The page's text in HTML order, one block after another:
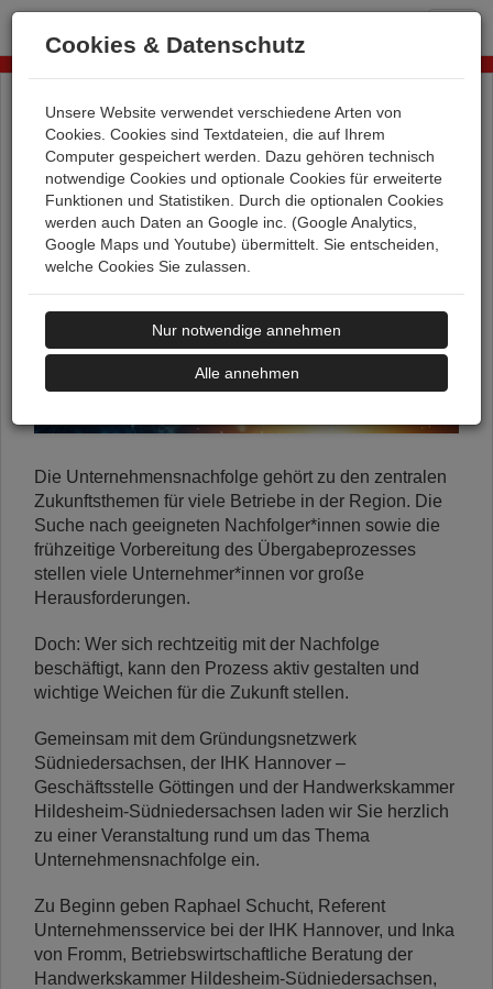
t
EINLADUNG ZUM
NETZWERK | Unternehmensnachfolge im Blick -
Erfahrungen, Impulse und Austausch
Die Unternehmensnachfolge gehört zu den zentralen
Zukunftsthemen für viele Betriebe in der Region. Die
Suche nach geeigneten Nachfolger*innen sowie die
frühzeitige Vorbereitung des Übergabeprozesses
stellen viele Unternehmer*innen vor große
Herausforderungen.
Doch: Wer sich rechtzeitig mit der Nachfolge
beschäftigt, kann den Prozess aktiv gestalten und
wichtige Weichen für die Zukunft stellen.
Gemeinsam mit dem Gründungsnetzwerk
Südniedersachsen, der IHK Hannover –
Geschäftsstelle Göttingen und der Handwerkskammer
Hildesheim-Südniedersachsen laden wir Sie herzlich
zu einer Veranstaltung rund um das Thema
Unternehmensnachfolge ein.
Zu Beginn geben Raphael Schucht, Referent
Unternehmensservice bei der IHK Hannover, und Inka
von Fromm, Betriebswirtschaftliche Beratung der
Handwerkskammer Hildesheim-Südniedersachsen,
Cookies & Datenschutz
Unsere Website verwendet verschiedene Arten von
Cookies. Cookies sind Textdateien, die auf Ihrem
Computer gespeichert werden. Dazu gehören technisch
notwendige Cookies und optionale Cookies für erweiterte
Funktionen und Statistiken. Durch die optionalen Cookies
werden auch Daten an Google inc. (Google Analytics,
Google Maps und Youtube) übermittelt. Sie entscheiden,
welche Cookies Sie zulassen.
Nur notwendige annehmen
Alle annehmen